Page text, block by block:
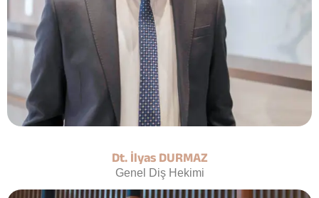
Dt. İlyas DURMAZ
Genel Diş Hekimi